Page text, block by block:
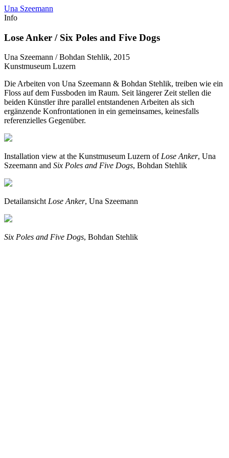
Una Szeemann
Info
Lose Anker / Six Poles and Five Dogs
Una Szeemann / Bohdan Stehlik, 2015
Kunstmuseum Luzern
Die Arbeiten von Una Szeemann & Bohdan Stehlik, treiben wie ein
Floss auf dem Fussboden im Raum. Seit längerer Zeit stellen die
beiden Künstler ihre parallel entstandenen Arbeiten als sich
ergänzende Konfrontationen in ein gemeinsames, keinesfalls
referenzielles Gegenüber.
Installation view at the Kunstmuseum Luzern ofLose Anker, Una
Szeemann and Six Poles and Five Dogs, Bohdan Stehlik
DetailansichtLose Anker, Una Szeemann
Six Poles and Five Dogs, Bohdan Stehlik